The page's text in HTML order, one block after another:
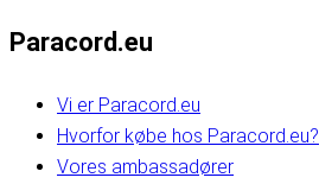
Paracord.eu
Vi er Paracord.eu
Hvorfor købe hos Paracord.eu?
Vores ambassadører